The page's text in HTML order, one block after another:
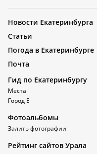
Новости Екатеринбурга
Статьи
Погода в Екатеринбурге
Почта
Гид по Екатеринбургу
Места
Город Е
Фотоальбомы
Залить фотографии
Рейтинг сайтов Урала